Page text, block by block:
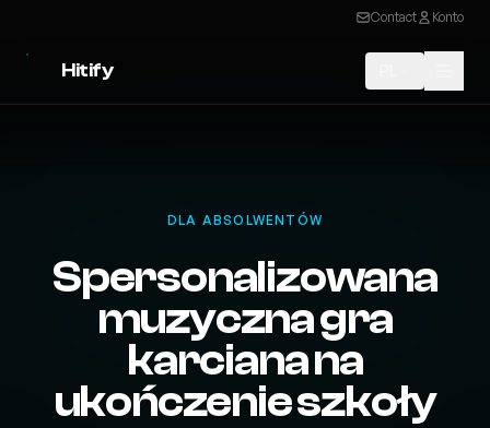
Contact Konto
Hitify
DLA ABSOLWENTÓW
Spersonalizowana
muzyczna gra
karciana na
ukończenie szkoły